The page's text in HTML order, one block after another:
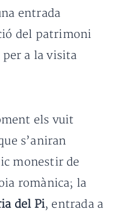
entrada
del patrimoni
per a la visita
els vuit
s’aniran
monestir de
romànica; la
del Pi, entrada a